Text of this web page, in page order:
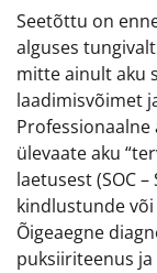
Seetõttu on
alguses
mitte ainult aku
laadimisvõimet
ülevaate aku
laetusest (SOC
kindlustunde
Õigeaegne
puksiiriteenus